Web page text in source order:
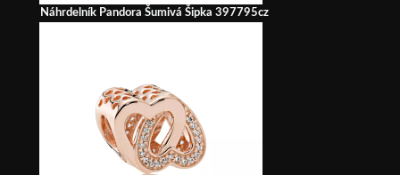
Náhrdelník Pandora Šumivá Šipka 397795cz